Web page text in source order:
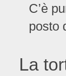
C’è
posto
La